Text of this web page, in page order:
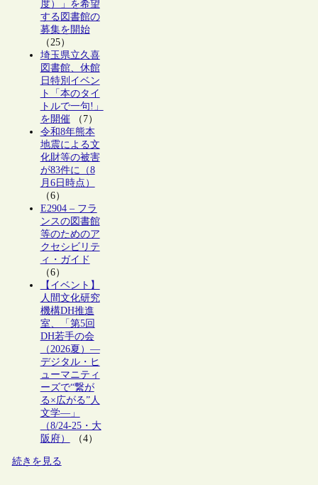
度）」を希望
する図書館の
募集を開始
（25）
埼玉県立久喜
図書館、休館
日特別イベン
ト「本のタイ
トルで一句!」
を開催（7）
令和8年熊本
地震による文
化財等の被害
が83件に（8
月6日時点）
（6）
E2904 – フラ
ンスの図書館
等のためのア
クセシビリテ
ィ・ガイド
（6）
【イベント】
人間文化研究
機構DH推進
室、「第5回
DH若手の会
（2026夏）―
デジタル・ヒ
ューマニティ
ーズで“繋が
る×広がる”人
文学―」
（8/24-25・大
阪府）
（4）
続きを見る